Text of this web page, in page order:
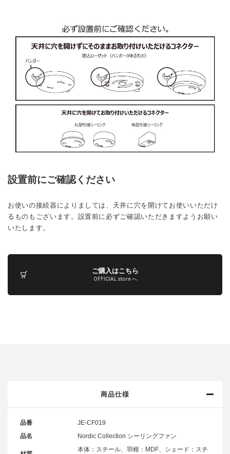
設置前にご確認ください
お使いの接続器によりましては、天井に穴を開けてお使いいただけ
るものもございます。設置前に必ずご確認いただきますようお願い
いたします。
ご購入はこちら
OFFICIAL store へ
商品仕様
品番
JE-CF019
品名
Nordic Collection シーリングファン
本体：スチール、羽根：MDF、シェード：スチ